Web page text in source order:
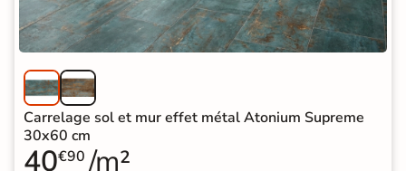
Carrelage sol et mur effet métal Atonium Supreme
30x60 cm
40€90 /m²